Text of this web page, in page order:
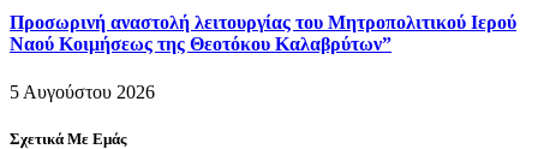
Προσωρινή αναστολή λειτουργίας του Μητροπολιτικού Ιερού
Ναού Κοιμήσεως της Θεοτόκου Καλαβρύτων”
5 Αυγούστου 2026
Σχετικά Με Εμάς